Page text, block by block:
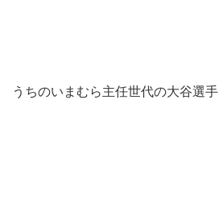
うちのいまむら主任世代の大谷選手